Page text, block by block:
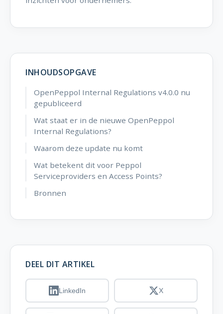
INHOUDSOPGAVE
OpenPeppol Internal Regulations v4.0.0 nu
gepubliceerd
Wat staat er in de nieuwe OpenPeppol
Internal Regulations?
Waarom deze update nu komt
Wat betekent dit voor Peppol
Serviceproviders en Access Points?
Bronnen
DEEL DIT ARTIKEL
LinkedIn X